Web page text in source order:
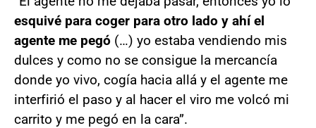
esquivé para coger para otro lado y ahí el
agente me pegó (…) yo estaba vendiendo mis
dulces y como no se consigue la mercancía
donde yo vivo, cogía hacia allá y el agente me
interfirió el paso y al hacer el viro me volcó mi
carrito y me pegó en la cara”.